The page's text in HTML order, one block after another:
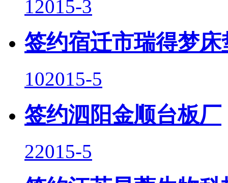
12015-3
签约宿迁市瑞得梦床
102015-5
签约泗阳金顺台板厂
22015-5